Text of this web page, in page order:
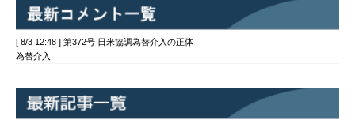
[ 8/3 12:48 ] 第372号 日米協調為替介入の正体
為替介入